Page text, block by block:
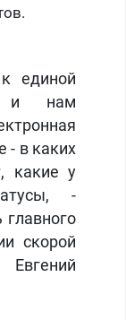
единой
и нам
- в каких
какие у
-
главного
скорой